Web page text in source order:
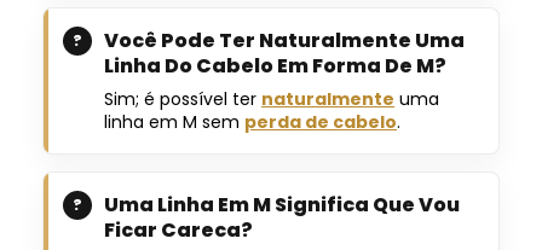
Você Pode Ter Naturalmente Uma
Linha Do Cabelo Em Forma De M?
Sim; é possível ter naturalmente uma
linha em M sem perda de cabelo.
Uma Linha Em M Significa Que Vou
Ficar Careca?